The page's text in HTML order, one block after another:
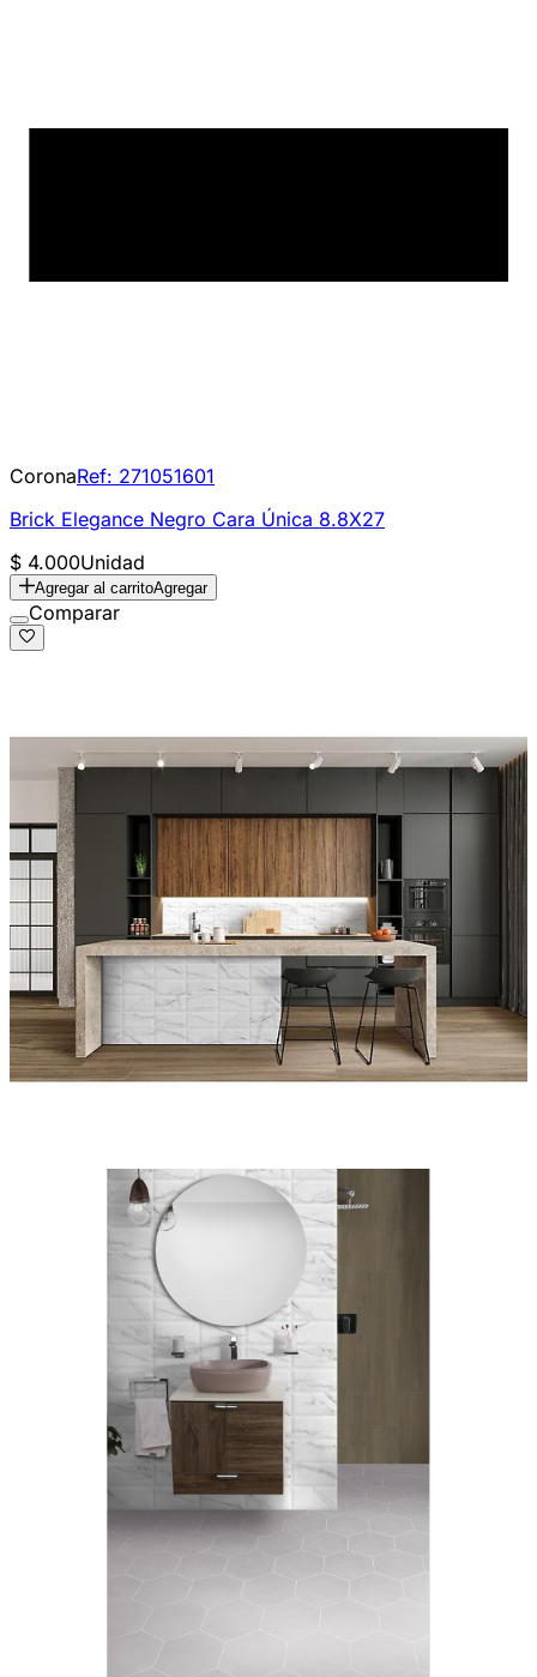
CoronaRef: 271051601
Brick Elegance Negro Cara Única 8.8X27
$ 4.000Unidad
Agregar al carritoAgregar
Comparar